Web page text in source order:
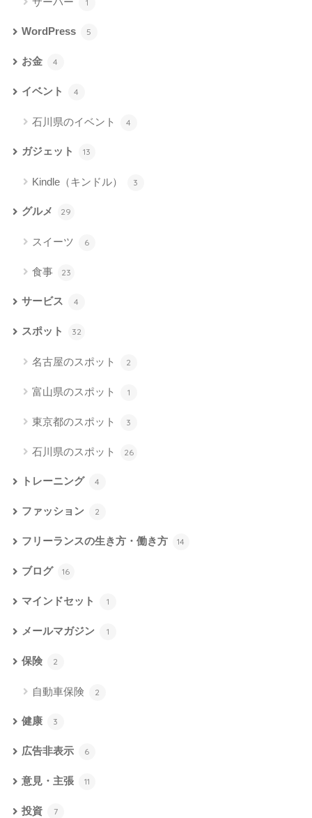
1
WordPress 5
お金 4
イベント 4
石川県のイベント 4
ガジェット 13
Kindle（キンドル） 3
グルメ 29
スイーツ 6
食事 23
サービス 4
スポット 32
名古屋のスポット 2
富山県のスポット 1
東京都のスポット 3
石川県のスポット 26
トレーニング 4
ファッション 2
フリーランスの生き方・働き方 14
ブログ 16
マインドセット 1
メールマガジン 1
保険 2
自動車保険 2
健康 3
広告非表示 6
意見・主張 11
投資 7